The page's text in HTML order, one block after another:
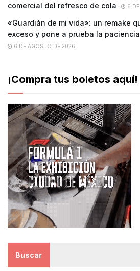
comercial del refresco de cola
6
«Guardián de mi vida»: un remake
exceso y pone a prueba la
6 DE AGOSTO DE 2026
¡Compra tus boletos aquí!
Buscar